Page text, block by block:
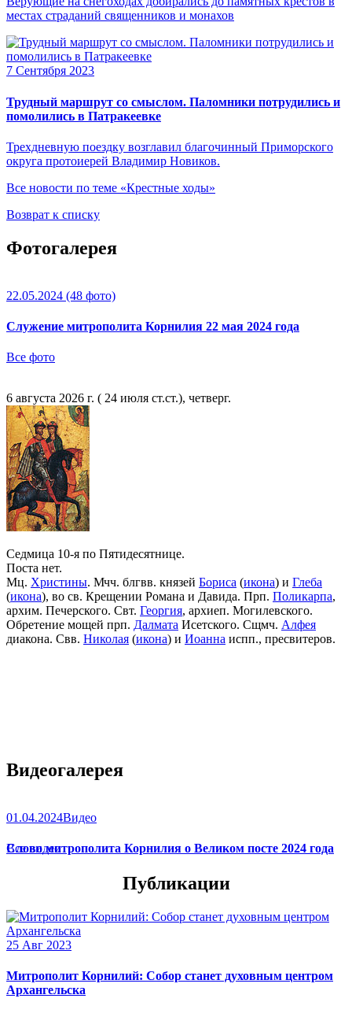
местах страданий священников и монахов
7 Сентября 2023
Трудный маршрут со смыслом. Паломники потрудились и
помолились в Патракеевке
Трехдневную поездку возглавил благочинный Приморского
округа протоиерей Владимир Новиков.
Все новости по теме «Крестные ходы»
Возврат к списку
Фотогалерея
22.05.2024 (48 фото)
Служение митрополита Корнилия 22 мая 2024 года
Все фото
6 августа 2026 г. ( 24 июля ст.ст.), четверг.
Седмица 10-я по Пятидесятнице.
Поста нет.
Мц. Христины. Мчч. блгвв. князей Бориса (икона) и Глеба
(икона), во св. Крещении Романа и Давида. Прп. Поликарпа,
архим. Печерского. Свт. Георгия, архиеп. Могилевского.
Обретение мощей прп. Далмата Исетского. Сщмч. Алфея
диакона. Свв. Николая (икона) и Иоанна испп., пресвитеров.
Видеогалерея
01.04.2024Видео
Слово митрополита Корнилия о Великом посте 2024 года
Все видео
Публикации
25 Авг 2023
Митрополит Корнилий: Собор станет духовным центром
Архангельска